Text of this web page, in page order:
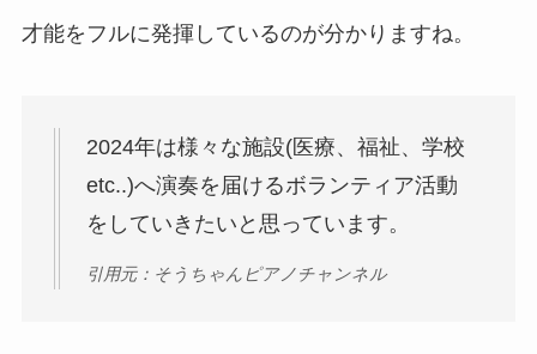
才能をフルに発揮しているのが分かりますね。
2024年は様々な施設(医療、福祉、学校
etc..)へ演奏を届けるボランティア活動
をしていきたいと思っています。
引用元：そうちゃんピアノチャンネル